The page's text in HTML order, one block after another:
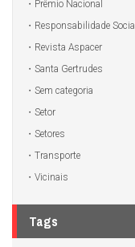
Prêmio Nacional
Responsabilidade Social
Revista Aspacer
Santa Gertrudes
Sem categoria
Setor
Setores
Transporte
Vicinais
Tags